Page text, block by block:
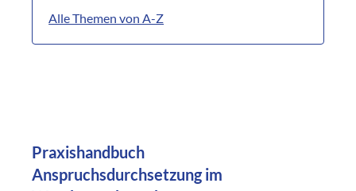
Alle Themen von A-Z
Praxishandbuch
Anspruchsdurchsetzung im